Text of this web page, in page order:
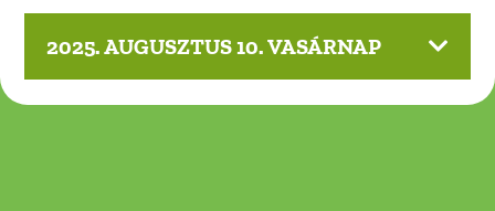
2025. AUGUSZTUS 10. VASÁRNAP